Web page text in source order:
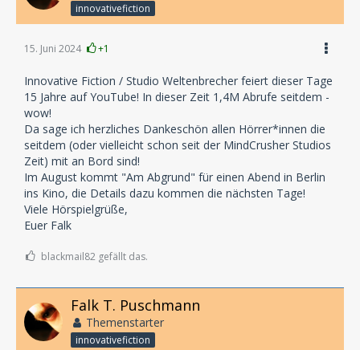
innovativefiction
15. Juni 2024 +1
Innovative Fiction / Studio Weltenbrecher feiert dieser Tage
15 Jahre auf YouTube! In dieser Zeit 1,4M Abrufe seitdem -
wow!
Da sage ich herzliches Dankeschön allen Hörrer*innen die
seitdem (oder vielleicht schon seit der MindCrusher Studios
Zeit) mit an Bord sind!
Im August kommt "Am Abgrund" für einen Abend in Berlin
ins Kino, die Details dazu kommen die nächsten Tage!
Viele Hörspielgrüße,
Euer Falk
blackmail82 gefällt das.
Falk T. Puschmann
Themenstarter
innovativefiction